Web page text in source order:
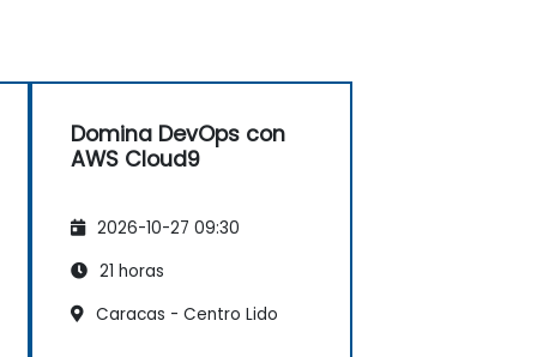
Domina DevOps con
AWS Cloud9
2026-10-27 09:30
21 horas
Caracas - Centro Lido